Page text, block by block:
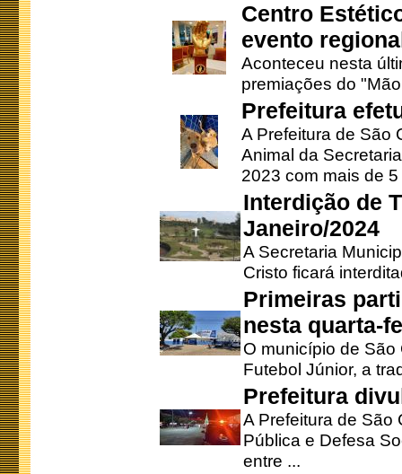
Centro
evento
Aconteceu nesta
premiações do
Prefeitura
A Prefeitura de São
Animal da
2023 com mais de 5
Interdição de
Janeiro/2024
A Secretaria
Cristo ficará
Primeiras
nesta quarta-
O município de
Futebol Júnior, a
Prefeitura
A Prefeitura de São
Pública e Defesa
entre ...